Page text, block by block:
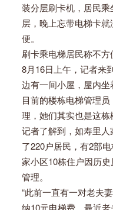
装分层刷卡机，居民
层，晚上忘带电梯卡
便。
刷卡乘电梯居民称不方
8月16日上午，记者来
边有一间小屋，屋内
目前的楼栋电梯管理
理，她们其实也是这栋
记者了解到，如寿里
了220户居民，有2部
家小区10栋住户因历
管理。
“此前一直有一对老夫
纳10元电梯费。最近